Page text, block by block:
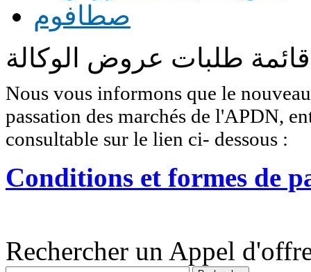
صطافوم
قائمة طلبات عروض الوكالة
Nous vous informons que le
passation des marchés de l'APDN,
consultable sur le lien ci- dessous :
Conditions et formes de
Rechercher un Appel